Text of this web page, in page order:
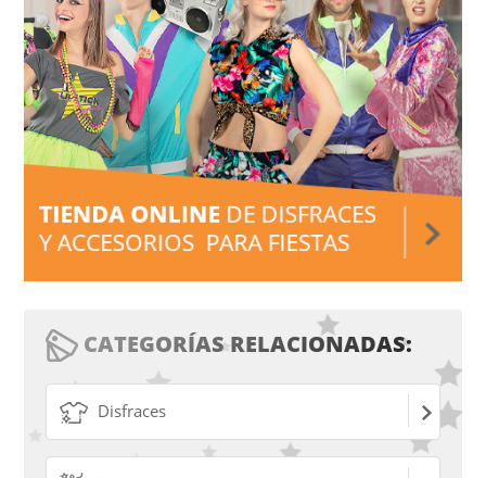
CATEGORÍAS RELACIONADAS:
Disfraces